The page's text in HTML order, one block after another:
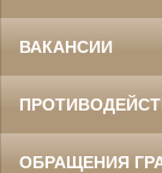
ВАКАНСИИ
ОБРАЩЕНИЯ